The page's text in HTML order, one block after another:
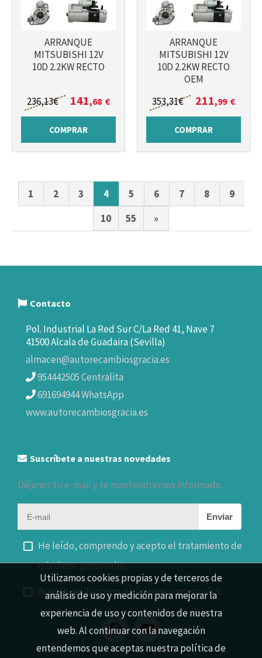
ARRANQUE
MITSUBISHI 12V
10D 2.2KW RECTO
236,13€ 141,68 €
COMPRAR
ARRANQUE
MITSUBISHI 12V
10D 2.2KW RECTO
OEM
353,31€ 211,99 €
COMPRAR
1 2 3 4 5 6 7 8
9
10
55 »
Contacto
Pol. Industrial La Red Sur C/La Red 41, Nave 7
41500 Alcala de Guadaira (Sevilla)
almacen@autorecambiosgracia.es
954442505 Centralita
691694944 WhatsApp
www.autorecambiosgracia.es
Suscríbete a nuestras novedades
Déjanos tu e-mail y te mantendremos informado...
Enviar
He leído, comprendo y acepto el tratamiento de
mis datos personales.
Acepto recibir comunicaciones comerciales.
Utilizamos cookies propias y de terceros de
análisis de uso y medición para mejorar la
experiencia de uso y contenidos de nuestra
web. Al continuar con la navegación
entendemos que aceptas nuestra política de